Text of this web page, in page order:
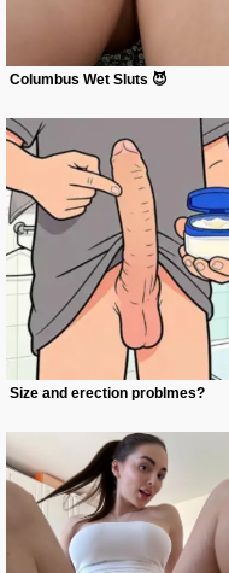
Columbus Wet Sluts 😈
Size and erection problmes?